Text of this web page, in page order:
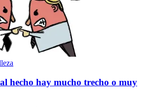
hecho hay mucho trecho o muy